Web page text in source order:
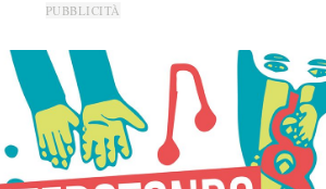
PUBBLICITÀ